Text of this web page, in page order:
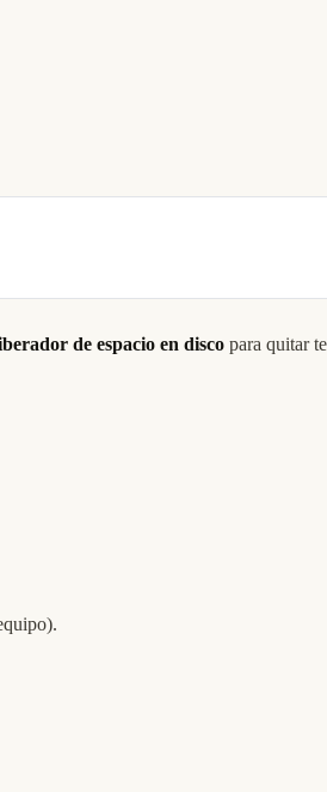
de espacio en disco para quitar